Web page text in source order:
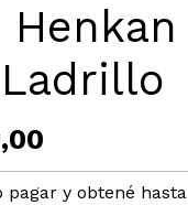
Henkan
pagar y obtené hasta